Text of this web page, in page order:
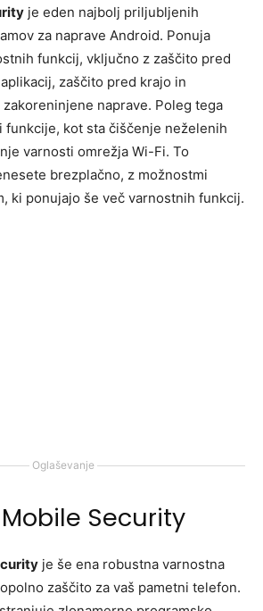
je eden najbolj priljubljenih
za naprave Android. Ponuja
funkcij, vključno z zaščito pred
zaščito pred krajo in
naprave. Poleg tega
funkcije, kot sta čiščenje neželenih
varnosti omrežja Wi-Fi. To
brezplačno, z možnostmi
ki ponujajo še več varnostnih funkcij.
Oglaševanje
Security
je še ena robustna varnostna
zaščito za vaš pametni telefon.